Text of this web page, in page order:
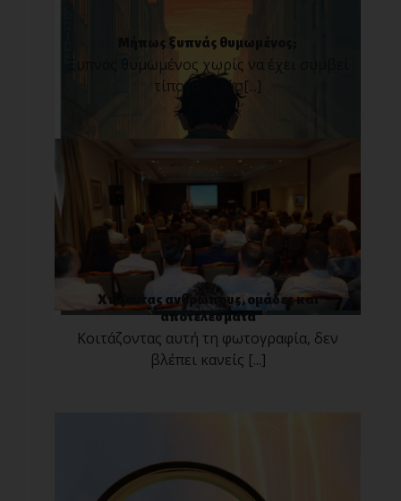
Μήπως ξυπνάς θυμωμένος;
Ξυπνάς θυμωμένος χωρίς να έχει συμβεί
τίποτα; Πρόσ[...]
Χτίζοντας ανθρώπους, ομάδες και
αποτελέσματα
Κοιτάζοντας αυτή τη φωτογραφία, δεν
βλέπει κανείς [...]